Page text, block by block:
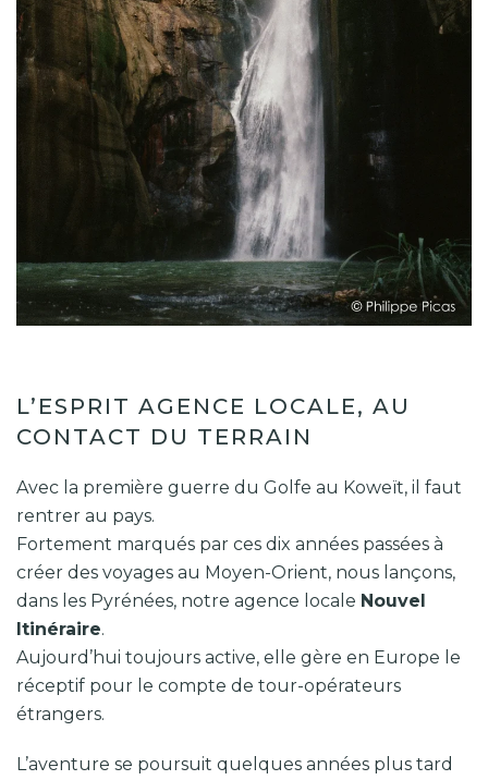
L’ESPRIT AGENCE LOCALE, AU
CONTACT DU TERRAIN
Avec la première guerre du Golfe au Koweït, il faut
rentrer au pays.
Fortement marqués par ces dix années passées à
créer des voyages au Moyen-Orient, nous lançons,
dans les Pyrénées, notre agence locale Nouvel
Itinéraire.
Aujourd’hui toujours active, elle gère en Europe le
réceptif pour le compte de tour-opérateurs
étrangers.
L’aventure se poursuit quelques années plus tard